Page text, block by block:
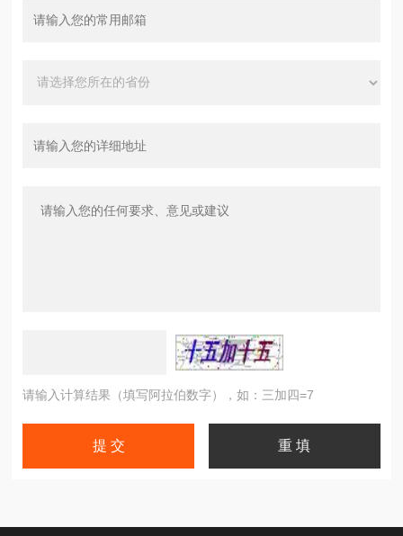
请输入计算结果（填写阿拉伯数字），如：三加四=7